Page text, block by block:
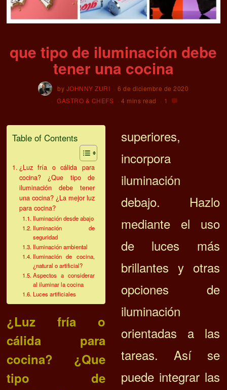
que tipo de iluminación debe
tener una cocina
by JOHNNY ZURI
6 de diciembre de 2020
GASTRO & CHEFS
4 mins read 1
Table of Contents
¿Luz fría o cálida para
cocina? ¿Que tipo de
iluminación debe tener
una cocina? ¿La mejor luz
para cocina?
Iluminación desde abajo
Iluminación de
seguridad
Iluminación ambiental
Iluminación de cocina,
¿natural o artificial?
Aspectos a considerar
al iluminar la cocina
Luces artificiales
¿Luz fría o
cálida para
cocina? ¿Que
tipo de
superiores,
incorpora
iluminación
debajo. Hazlo
mediante el uso
de luces más
brillantes y otras
opciones de
iluminación
orientadas a las
tareas. Así se
puede integrar las